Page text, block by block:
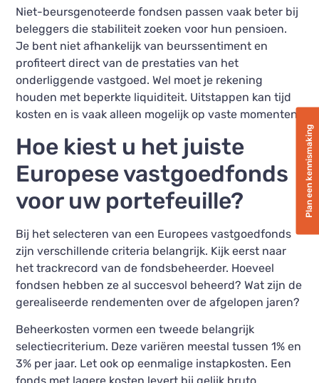
Plan een kennismaking
Niet-beursgenoteerde fondsen passen vaak beter bij
beleggers die stabiliteit zoeken voor hun pensioen.
Je bent niet afhankelijk van beurssentiment en
profiteert direct van de prestaties van het
onderliggende vastgoed. Wel moet je rekening
houden met beperkte liquiditeit. Uitstappen kan tijd
kosten en is vaak alleen mogelijk op vaste momenten.
Hoe kiest u het juiste
Europese vastgoedfonds
voor uw portefeuille?
Bij het selecteren van een Europees vastgoedfonds
zijn verschillende criteria belangrijk. Kijk eerst naar
het trackrecord van de fondsbeheerder. Hoeveel
fondsen hebben ze al succesvol beheerd? Wat zijn de
gerealiseerde rendementen over de afgelopen jaren?
Beheerkosten vormen een tweede belangrijk
selectiecriterium. Deze variëren meestal tussen 1% en
3% per jaar. Let ook op eenmalige instapkosten. Een